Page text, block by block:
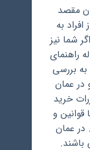
مقصد
به
شما نیز
راهنمای
به بررسی
در عمان
خرید
و
در عمان
باشند.